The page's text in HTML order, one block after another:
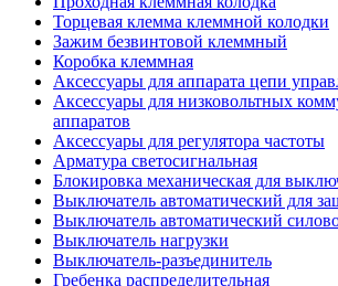
Торцевая клемма клеммной колодки
Зажим безвинтовой клеммный
Коробка клеммная
Аксессуары для аппарата цепи
Аксессуары для низковольтных
аппаратов
Аксессуары для регулятора частоты
Арматура светосигнальная
Блокировка механическая для
Выключатель автоматический для
Выключатель автоматический
Выключатель нагрузки
Выключатель-разъединитель
Гребенка распределительная